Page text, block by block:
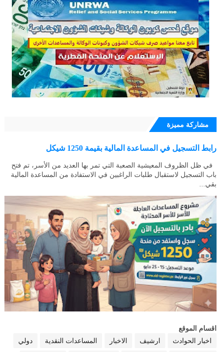
مشاركة مميزة
رابط التسجيل في المساعدة المالية بقيمة 1250 شيكل
في ظل الظروف المعيشية الصعبة التي تمر بها العديد من الأسر، تم فتح
باب التسجيل لاستقبال طلبات الراغبين في الاستفادة من المساعدة المالية
بقي...
اقسام الموقع
اخبار الحوادث
ارشيف الاخبار المساعدات النقدية دولي